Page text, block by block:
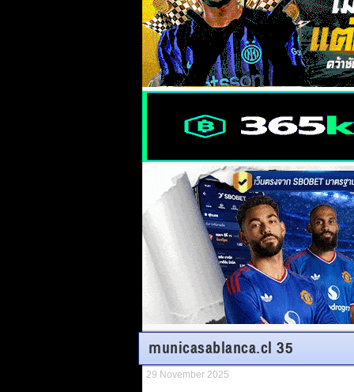
municasablanca.cl 35
29 November 2025